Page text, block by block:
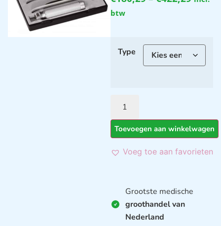
btw
Type
Toevoegen aan winkelwagen
Voeg toe aan favorieten
Grootste medische
groothandel van
Nederland